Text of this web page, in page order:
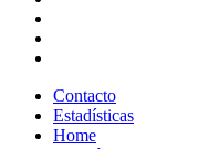
Contacto
Estadísticas
Home